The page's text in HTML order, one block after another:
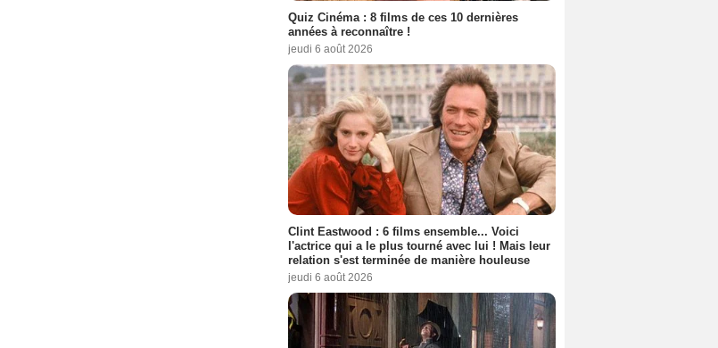
Quiz Cinéma : 8 films de ces 10 dernières
années à reconnaître !
jeudi 6 août 2026
Clint Eastwood : 6 films ensemble... Voici
l'actrice qui a le plus tourné avec lui ! Mais leur
relation s'est terminée de manière houleuse
jeudi 6 août 2026